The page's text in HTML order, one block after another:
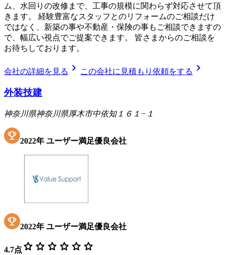
ム、水回りの改修まで、工事の規模に関わらず対応させて頂
きます。 経験豊富なスタッフとのリフォームのご相談だけ
ではなく、新築の事や不動産・保険の事もご相談できますの
で、幅広い視点でご提案できます。 皆さまからのご相談を
お待ちしております。
会社の詳細を見る chevron_right この会社に見積もり依頼をする chevron_right
外装技建
神奈川県神奈川県厚木市中依知１６１−１
2022年 ユーザー満足優良会社
2022年 ユーザー満足優良会社
4.7点 star star star star star star